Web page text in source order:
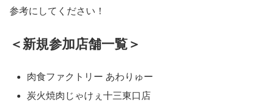
参考にしてください！
＜新規参加店舗一覧＞
肉食ファクトリー あわりゅー
炭火焼肉じゃけぇ十三東口店